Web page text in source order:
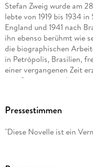
Stefan Zweig wurde am
lebte von 1919 bis 1934
England und 1941 nach
ihn ebenso berühmt wie
die biographischen
in Petrópolis, Brasilien,
einer vergangenen Zeit
von Gestern« erschienen
Christoph Maria Herbst
, für die er den
Pressestimmen
"Diese Novelle ist ein